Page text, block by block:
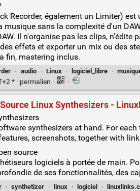
Recorder, également un Limiter)
musique sans la complexité d'un
Il n'organise pas les clips,
effets et exporter un mix ou des
fin, mastering inclus.
· audio · Linux · logiciel_libre ·
* · permalien · ·
Linux Synthesizers -
synthesizers at hand. For
screenshots, together with
source
logiciels à portée de main.
de ses fonctionnalités, des
· synthetizer · linux · logiciel ·